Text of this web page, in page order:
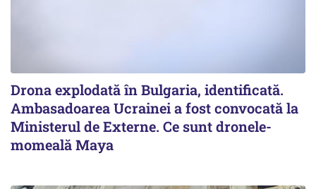
Drona explodată în Bulgaria, identificată.
Ambasadoarea Ucrainei a fost convocată la
Ministerul de Externe. Ce sunt dronele-
momeală Maya